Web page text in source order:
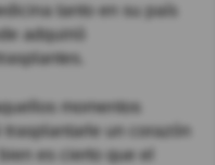
tanto en su país
adquirió
momentos
un corazón
es cierto que el